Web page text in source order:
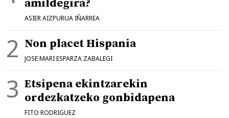
amildegira?
ASIER AIZPURUA IÑARREA
Non placet Hispania
JOSE MARI ESPARZA ZABALEGI
Etsipena ekintzarekin
ordezkatzeko gonbidapena
FITO RODRIGUEZ